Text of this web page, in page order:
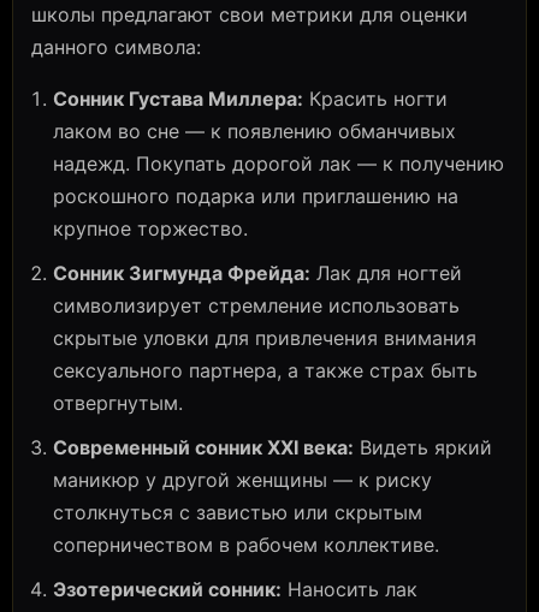
школы предлагают свои метрики для оценки
данного символа:
Сонник Густава Миллера: Красить ногти
лаком во сне — к появлению обманчивых
надежд. Покупать дорогой лак — к получению
роскошного подарка или приглашению на
крупное торжество.
Сонник Зигмунда Фрейда: Лак для ногтей
символизирует стремление использовать
скрытые уловки для привлечения внимания
сексуального партнера, а также страх быть
отвергнутым.
Современный сонник XXI века: Видеть яркий
маникюр у другой женщины — к риску
столкнуться с завистью или скрытым
соперничеством в рабочем коллективе.
Эзотерический сонник: Наносить лак